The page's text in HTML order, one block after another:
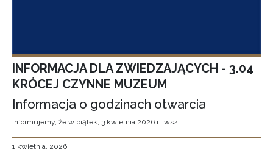
INFORMACJA DLA ZWIEDZAJĄCYCH - 3.04
KRÓCEJ CZYNNE MUZEUM
Informacja o godzinach otwarcia
Informujemy, że w piątek, 3 kwietnia 2026 r., wsz
1 kwietnia, 2026